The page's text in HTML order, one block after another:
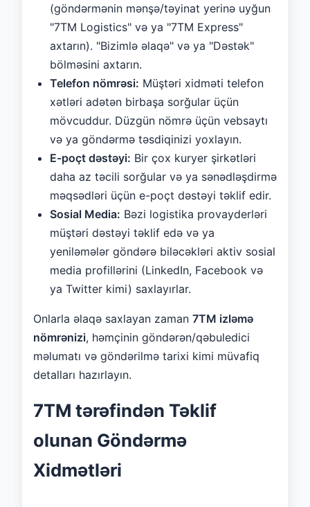
(göndərmənin mənşə/təyinat yerinə uyğun
"7TM Logistics" və ya "7TM Express"
axtarın). "Bizimlə əlaqə" və ya "Dəstək"
bölməsini axtarın.
Telefon nömrəsi: Müştəri xidməti telefon
xətləri adətən birbaşa sorğular üçün
mövcuddur. Düzgün nömrə üçün vebsaytı
və ya göndərmə təsdiqinizi yoxlayın.
E-poçt dəstəyi: Bir çox kuryer şirkətləri
daha az təcili sorğular və ya sənədləşdirmə
məqsədləri üçün e-poçt dəstəyi təklif edir.
Sosial Media: Bəzi logistika provayderləri
müştəri dəstəyi təklif edə və ya
yeniləmələr göndərə biləcəkləri aktiv sosial
media profillərini (LinkedIn, Facebook və
ya Twitter kimi) saxlayırlar.
Onlarla əlaqə saxlayan zaman 7TM izləmə
nömrənizi, həmçinin göndərən/qəbuledici
məlumatı və göndərilmə tarixi kimi müvafiq
detalları hazırlayın.
7TM tərəfindən Təklif
olunan Göndərmə
Xidmətləri